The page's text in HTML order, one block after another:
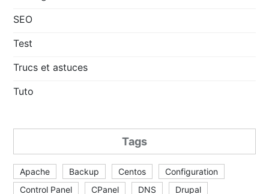
SEO
Test
Trucs et astuces
Tuto
Tags
Apache Backup Centos
Configuration
Control Panel
CPanel DNS
Drupal